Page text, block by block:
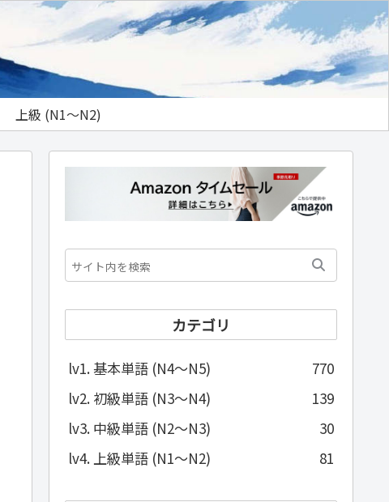
上級 (N1～N2)
カテゴリ
lv1. 基本単語 (N4～N5)
770
lv2. 初級単語 (N3～N4)
139
lv3. 中級単語 (N2～N3)
30
lv4. 上級単語 (N1～N2)
81